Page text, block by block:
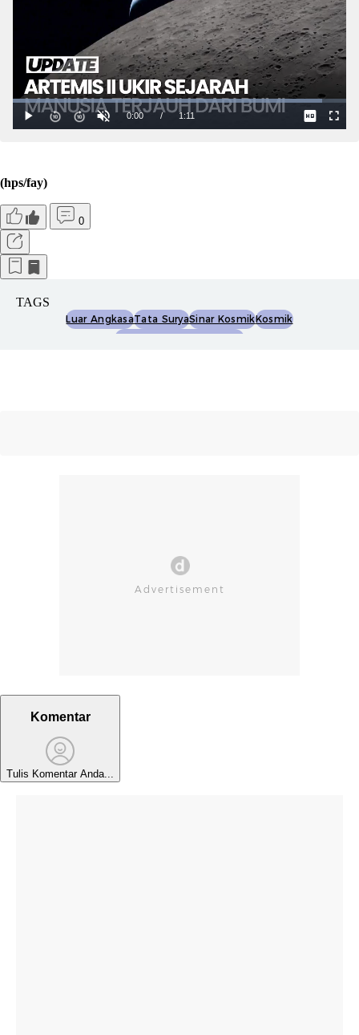
(hps/fay)
0
TAGS
Luar AngkasaTata SuryaSinar KosmikKosmik
Komentar
Tulis Komentar Anda...